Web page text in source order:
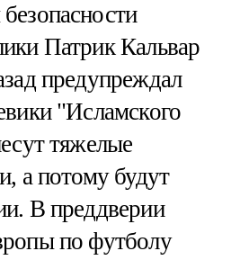
Патрик Кальвар
предупреждал
"Исламского
тяжелые
а потому будут
В преддверии
по футболу